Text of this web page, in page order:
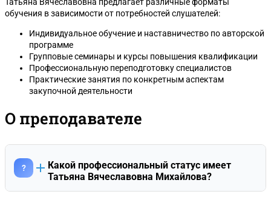
Татьяна Вячеславовна предлагает различные форматы
обучения в зависимости от потребностей слушателей:
Индивидуальное обучение и наставничество по авторской
программе
Групповые семинары и курсы повышения квалификации
Профессиональную переподготовку специалистов
Практические занятия по конкретным аспектам
закупочной деятельности
О преподавателе
?
Какой профессиональный статус имеет
Татьяна Вячеславовна Михайлова?